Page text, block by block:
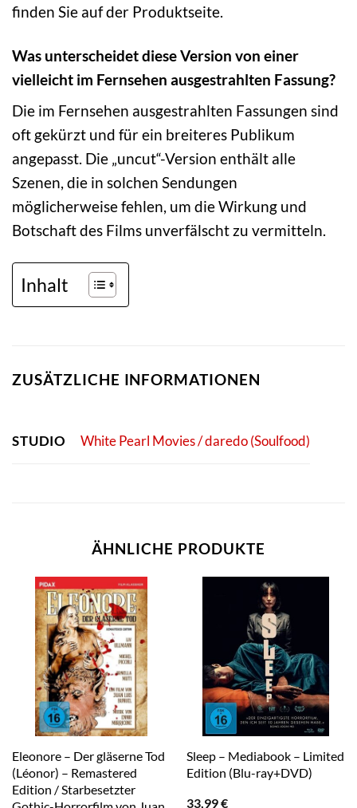
finden Sie auf der Produktseite.
Was unterscheidet diese Version von einer
vielleicht im Fernsehen ausgestrahlten Fassung?
Die im Fernsehen ausgestrahlten Fassungen sind
oft gekürzt und für ein breiteres Publikum
angepasst. Die „uncut“-Version enthält alle
Szenen, die in solchen Sendungen
möglicherweise fehlen, um die Wirkung und
Botschaft des Films unverfälscht zu vermitteln.
Inhalt
ZUSÄTZLICHE INFORMATIONEN
STUDIO White Pearl Movies / daredo (Soulfood)
ÄHNLICHE PRODUKTE
Eleonore – Der gläserne Tod
(Léonor) – Remastered
Edition / Starbesetzter
Sleep – Mediabook – Limited
Edition (Blu-ray+DVD)
33,99€